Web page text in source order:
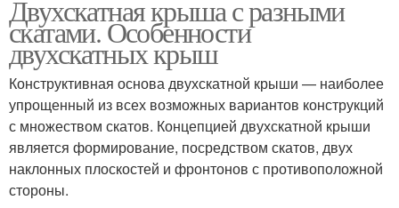
Двухскатная крыша с разными
скатами. Особенности
двухскатных крыш
Конструктивная основа двухскатной крыши — наиболее
упрощенный из всех возможных вариантов конструкций
с множеством скатов. Концепцией двухскатной крыши
является формирование, посредством скатов, двух
наклонных плоскостей и фронтонов с противоположной
стороны.